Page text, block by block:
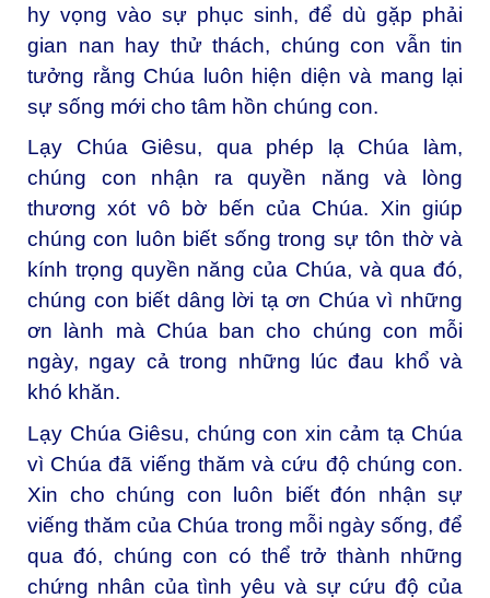
hy vọng vào sự phục sinh, để dù gặp phải
gian nan hay thử thách, chúng con vẫn tin
tưởng rằng Chúa luôn hiện diện và mang lại
sự sống mới cho tâm hồn chúng con.
Lạy Chúa Giêsu, qua phép lạ Chúa làm,
chúng con nhận ra quyền năng và lòng
thương xót vô bờ bến của Chúa. Xin giúp
chúng con luôn biết sống trong sự tôn thờ và
kính trọng quyền năng của Chúa, và qua đó,
chúng con biết dâng lời tạ ơn Chúa vì những
ơn lành mà Chúa ban cho chúng con mỗi
ngày, ngay cả trong những lúc đau khổ và
khó khăn.
Lạy Chúa Giêsu, chúng con xin cảm tạ Chúa
vì Chúa đã viếng thăm và cứu độ chúng con.
Xin cho chúng con luôn biết đón nhận sự
viếng thăm của Chúa trong mỗi ngày sống, để
qua đó, chúng con có thể trở thành những
chứng nhân của tình yêu và sự cứu độ của